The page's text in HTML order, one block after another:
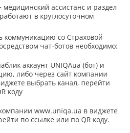
ассистанс и раздел
в круглосуточном
коммуникацию со Страховой
чат-ботов необходимо:
аккаунт UNIQAua (бот) и
либо через сайт компании
выбрать канал, перейти
коду
www.uniqa.ua в виджете
по ссылке или по QR коду.